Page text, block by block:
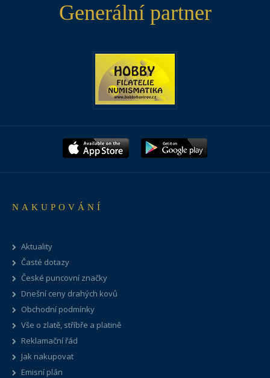
Generální partner
NAKUPOVÁNÍ
Aktuality
Časté dotazy
České puncovní značky
Dnešní ceny drahých kovů
Obchodní podmínky
Vše o zlatě, stříbře a platině
Reklamační řád
Jak nakupovat
Emisní plán